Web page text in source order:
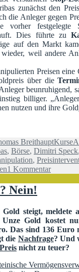
zunächst den
die Anleger gegen
vorher festgelegte
Dies führte zu
auf den Markt
weil andere
Preisen
über die
beunruhigend,
billiger.
nutzen und ihre
BreithauptKurse
, Börse, Dimitri Speck,
,
1 Kommentarzu
Nein!
steigt, meldete
Gold kostet
Das sind 136 Euro
die Nachfrage? Und
Preis nicht zu teuer?